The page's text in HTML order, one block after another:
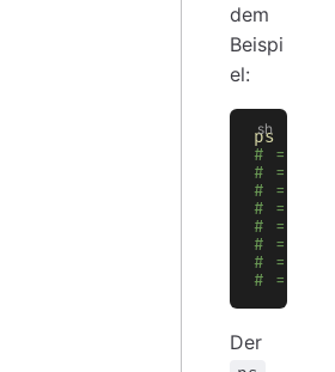
dem
Beispi
el:
ps
# =>
# =>
# =>
# => │
# => │
# => │
# => │
# =>
Der